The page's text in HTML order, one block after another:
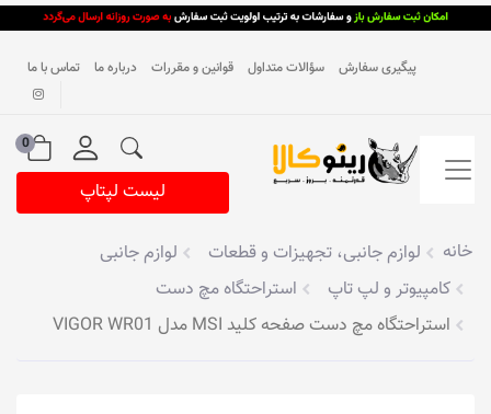
پیگیری سفارش سؤالات متداول قوانین و مقررات درباره ما تماس با ما
0
لیست لپتاپ
خانه لوازم جانبی، تجهیزات و قطعات
لوازم جانبی
کامپیوتر و لپ تاپ
استراحتگاه مچ دست
استراحتگاه مچ دست صفحه کلید MSI مدل VIGOR WR01